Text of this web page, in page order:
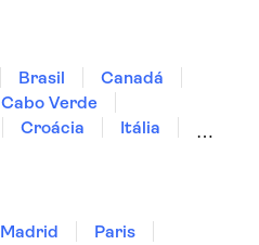
Catedral de Notre-Dame
Brasil
Canadá
Cabo Verde
Croácia
Itália
Madrid
Paris